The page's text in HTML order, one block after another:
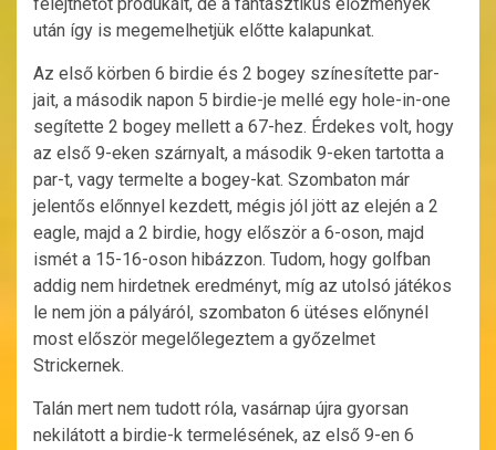
után így is megemelhetjük előtte kalapunkat.
Az első körben 6 birdie és 2 bogey színesítette par-
jait, a második napon 5 birdie-je mellé egy hole-in-one
segítette 2 bogey mellett a 67-hez. Érdekes volt, hogy
az első 9-eken szárnyalt, a második 9-eken tartotta a
par-t, vagy termelte a bogey-kat. Szombaton már
jelentős előnnyel kezdett, mégis jól jött az elején a 2
eagle, majd a 2 birdie, hogy először a 6-oson, majd
ismét a 15-16-oson hibázzon. Tudom, hogy golfban
addig nem hirdetnek eredményt, míg az utolsó játékos
le nem jön a pályáról, szombaton 6 ütéses előnynél
most először megelőlegeztem a győzelmet
Strickernek.
Talán mert nem tudott róla, vasárnap újra gyorsan
nekilátott a birdie-k termelésének, az első 9-en 6